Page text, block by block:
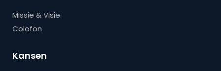
Missie & Visie
Colofon
Kansen